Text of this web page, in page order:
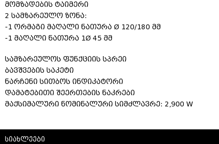
მომზადების ტაიმერი
2 სამზარეულო ზონა:
-1 ორმაგი მაღალი ნათურა Ø 120/180 მმ
-1 მაღალი ნათურა 1Ø 45 მმ
სამზარეულოს ფუნქციის სპრეი
ბავშვების საკეტი
ნარჩენი სითბოს ინდიკატორი
დამატებითი შეერთების ნაკრები
მაქსიმალური ნომინალური სიმძლავრე: 2,900 W
სიახლეები